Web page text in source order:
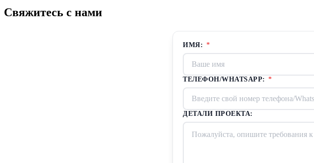
Свяжитесь с нами
ИМЯ: *
ТЕЛЕФОН/WHATSAPP: *
ДЕТАЛИ ПРОЕКТА: